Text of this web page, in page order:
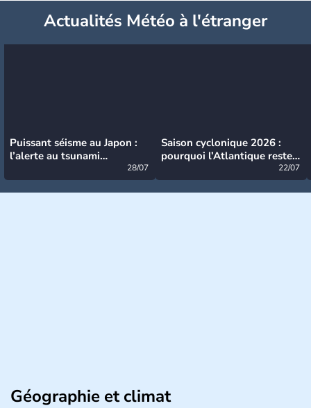
Actualités Météo à l'étranger
Puissant séisme au Japon :
l’alerte au tsunami
28/07
Saison cyclonique 2026 :
pourquoi l’Atlantique reste
22/07
Géographie et climat